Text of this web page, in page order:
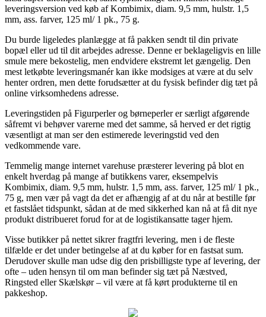
leveringsversion ved køb af Kombimix, diam. 9,5 mm, hulstr. 1,5
mm, ass. farver, 125 ml/ 1 pk., 75 g.
Du burde ligeledes planlægge at få pakken sendt til din private
bopæl eller ud til dit arbejdes adresse. Denne er beklageligvis en lille
smule mere bekostelig, men endvidere ekstremt let gængelig. Den
mest letkøbte leveringsmanér kan ikke modsiges at være at du selv
henter ordren, men dette forudsætter at du fysisk befinder dig tæt på
online virksomhedens adresse.
Leveringstiden på Figurperler og børneperler er særligt afgørende
såfremt vi behøver varerne med det samme, så herved er det rigtig
væsentligt at man ser den estimerede leveringstid ved den
vedkommende vare.
Temmelig mange internet varehuse præsterer levering på blot en
enkelt hverdag på mange af butikkens varer, eksempelvis
Kombimix, diam. 9,5 mm, hulstr. 1,5 mm, ass. farver, 125 ml/ 1 pk.,
75 g, men vær på vagt da det er afhængig af at du når at bestille før
et fastslået tidspunkt, sådan at de med sikkerhed kan nå at få dit nye
produkt distribueret forud for at de logistikansatte tager hjem.
Visse butikker på nettet sikrer fragtfri levering, men i de fleste
tilfælde er det under betingelse af at du køber for en fastsat sum.
Derudover skulle man udse dig den prisbilligste type af levering, der
ofte – uden hensyn til om man befinder sig tæt på Næstved,
Ringsted eller Skælskør – vil være at få kørt produkterne til en
pakkeshop.